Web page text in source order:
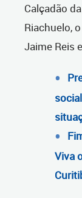
Calçadão
Riachuelo,
Jaime Reis
Viva